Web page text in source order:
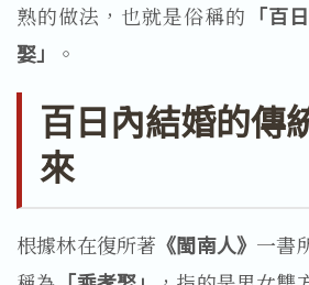
熟的做法，也就是俗稱的 「百
娶」
。
百日內結婚的傳
來
根據林在復所著 《閩南人》 一書